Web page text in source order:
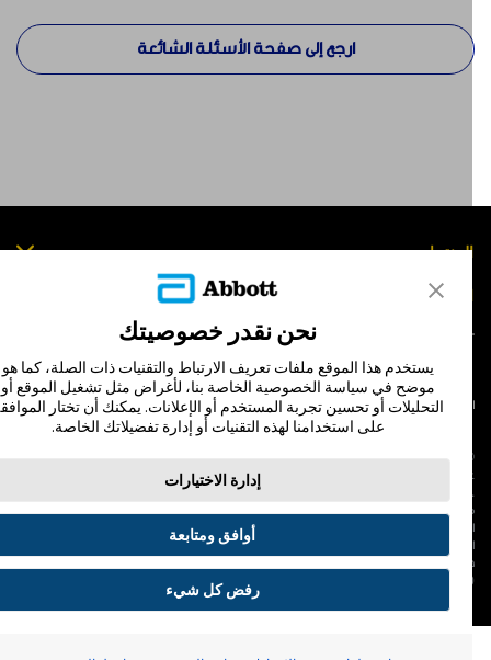
ارجع إلى صفحة الأسئلة الشائعة
بنا
والأحكام سياسة الخصوصية
المجس، فري ستايل، وليبري، والعلامات التجارية ذات الصلة هي علامات لشركة أبوت
لا يجوز استخدام أي علامة تجارية أو الاسم التجاري أو المظهر التجاري لأبوت في هذا الموقع
دون الحصول على إذن كتابي مسبق من أبوت، إلا لتحديد منتج أو خدمات الشركة. هذا
والمعلومات التي تحتويه مقصودة لسكان دولة جمهورية مصر العربية فقط. إن
والبيانات الواردة صورية لأغراض توضيحية فقط. ولا تمثل مريضًا حقيقيًا أو بيانات
ADC-53188-
نحن نقدر خصوصيتك
يستخدم هذا الموقع ملفات تعريف الارتباط والتقنيات ذات الصلة، كما هو
موضح في سياسة الخصوصية الخاصة بنا، لأغراض مثل تشغيل الموقع أو
التحليلات أو تحسين تجربة المستخدم أو الإعلانات. يمكنك أن تختار الموافقة
على استخدامنا لهذه التقنيات أو إدارة تفضيلاتك الخاصة.
إدارة الاختيارات
أوافق ومتابعة
رفض كل شيء